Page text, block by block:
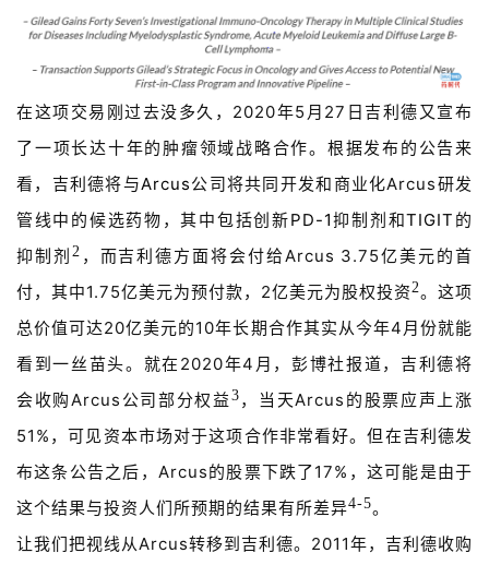
在这项交易刚过去没多久，2020年5月27日吉利德又宣布
了一项长达十年的肿瘤领域战略合作。根据发布的公告来
看，吉利德将与Arcus公司将共同开发和商业化Arcus研发
管线中的候选药物，其中包括创新PD-1抑制剂和TIGIT 的
抑制剂 2 ，而吉利德方面将会付给Arcus 3.75亿美元的首
付，其中1.75亿美元为预付款，2亿美元为股权投资 2。这项
总价值可达20亿美元的10年长期合作其实从今年4月份就能
看到一丝苗头。就在2020年4月，彭博社报道，吉利德将
会收购Arcus公司部分权益 3 ，当天Arcus的股票应声上涨
51%，可见资本市场对于这项合作非常看好。但在吉利德发
布这条公告之后，Arcus的股票下跌了17%，这可能是由于
这个结果与投资人们所预期的结果有所差异4-5。
让我们把视线从Arcus转移到吉利德。2011年，吉利德收购